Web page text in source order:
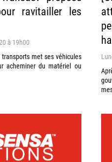
ravitailler les
à 19h00
met ses véhicules
acheminer du matériel ou